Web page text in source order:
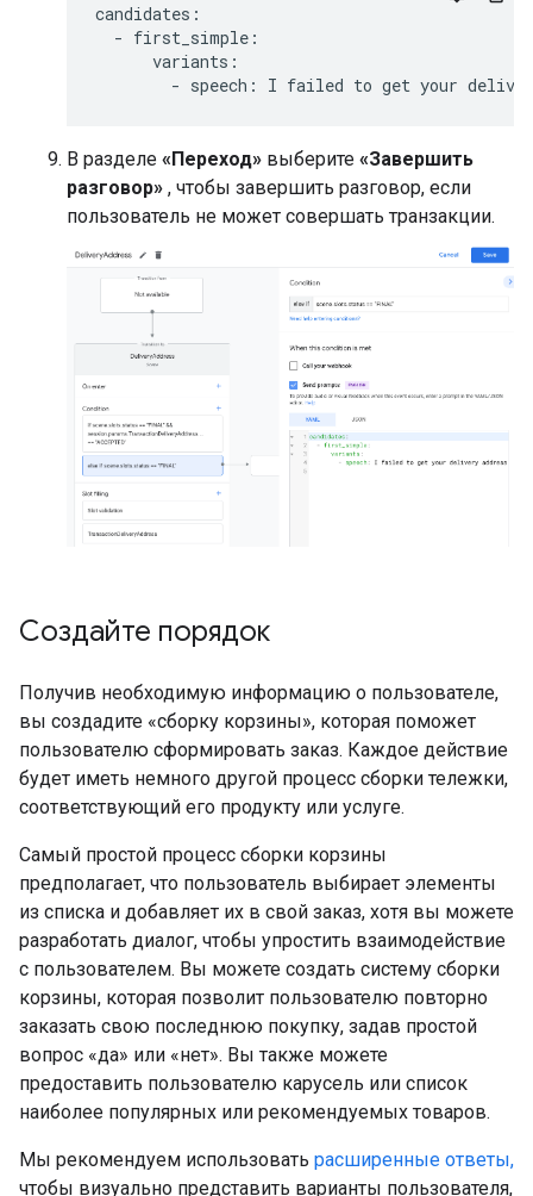
candidates :
- first_simple :
variants :
- speech : I failed to get your
В разделе «Переход» выберите «Завершить
разговор» , чтобы завершить разговор, если
пользователь не может совершать транзакции.
Создайте порядок
Получив необходимую информацию о пользователе,
вы создадите «сборку корзины», которая поможет
пользователю сформировать заказ. Каждое действие
будет иметь немного другой процесс сборки тележки,
соответствующий его продукту или услуге.
Самый простой процесс сборки корзины
предполагает, что пользователь выбирает элементы
из списка и добавляет их в свой заказ, хотя вы можете
разработать диалог, чтобы упростить взаимодействие
с пользователем. Вы можете создать систему сборки
корзины, которая позволит пользователю повторно
заказать свою последнюю покупку, задав простой
вопрос «да» или «нет». Вы также можете
предоставить пользователю карусель или список
наиболее популярных или рекомендуемых товаров.
Мы рекомендуем использовать расширенные ответы,
чтобы визуально представить варианты пользователя,